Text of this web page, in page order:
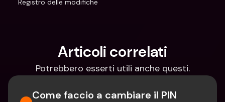
Registro delle modifiche
Articoli correlati
Potrebbero esserti utili anche questi.
Come faccio a cambiare il PIN